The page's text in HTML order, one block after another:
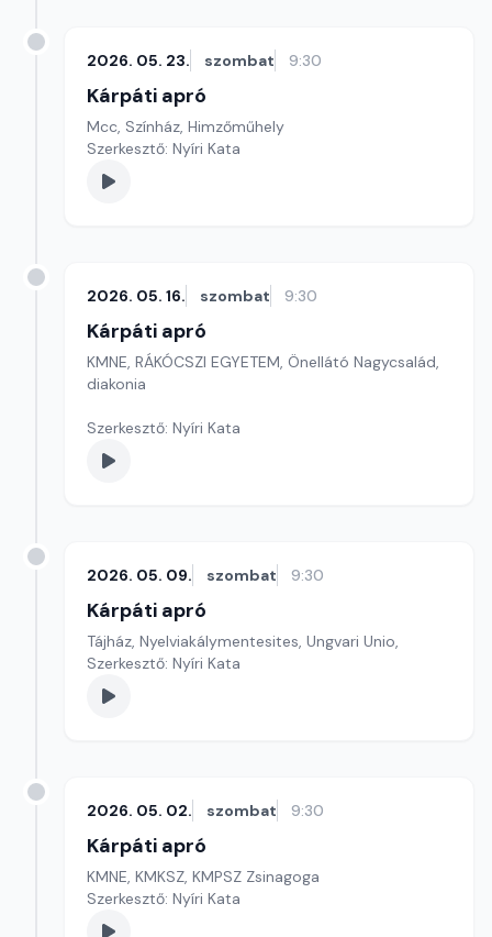
2026. 05. 23. szombat 9:30
Kárpáti apró
Mcc, Színház, Himzőműhely
Szerkesztő: Nyíri Kata
2026. 05. 16. szombat 9:30
Kárpáti apró
KMNE, RÁKÓCSZI EGYETEM, Önellátó Nagycsalád,
diakonia
Szerkesztő: Nyíri Kata
2026. 05. 09. szombat 9:30
Kárpáti apró
Tájház, Nyelviakálymentesites, Ungvari Unio,
Szerkesztő: Nyíri Kata
2026. 05. 02. szombat 9:30
Kárpáti apró
KMNE, KMKSZ, KMPSZ Zsinagoga
Szerkesztő: Nyíri Kata